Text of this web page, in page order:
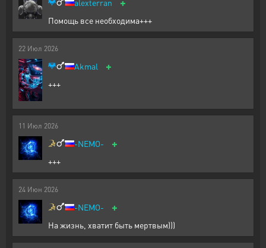
alexterran
Помощь все необходима+++
22 Июл 2026
Akmal +
+++
11 Июл 2026
-NEMO- +
+++
24 Июн 2026
-NEMO- +
На жизнь, хватит быть мертвым)))